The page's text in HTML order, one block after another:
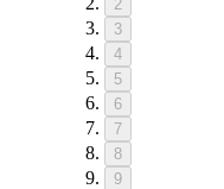
2
3
4
5
6
7
8
9